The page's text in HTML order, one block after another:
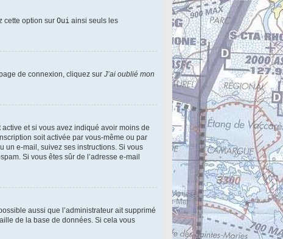
cette option sur Oui ainsi seuls les
de connexion, cliquez sur J’ai oublié mon
active et si vous avez indiqué avoir moins de
soit activée par vous-même ou par
un e-mail, suivez ses instructions. Si vous
Si vous êtes sûr de l’adresse e-mail
aussi que l’administrateur ait supprimé
de la base de données. Si cela vous